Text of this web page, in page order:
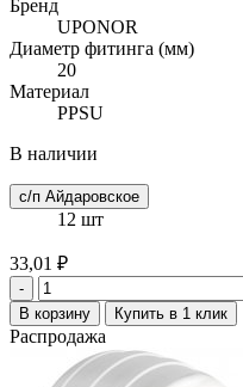
Бренд
UPONOR
Диаметр фитинга (мм)
20
Материал
PPSU
В наличии
с/п Айдаровское
12 шт
33,01 ₽
-
В корзину Купить в 1 клик
Распродажа